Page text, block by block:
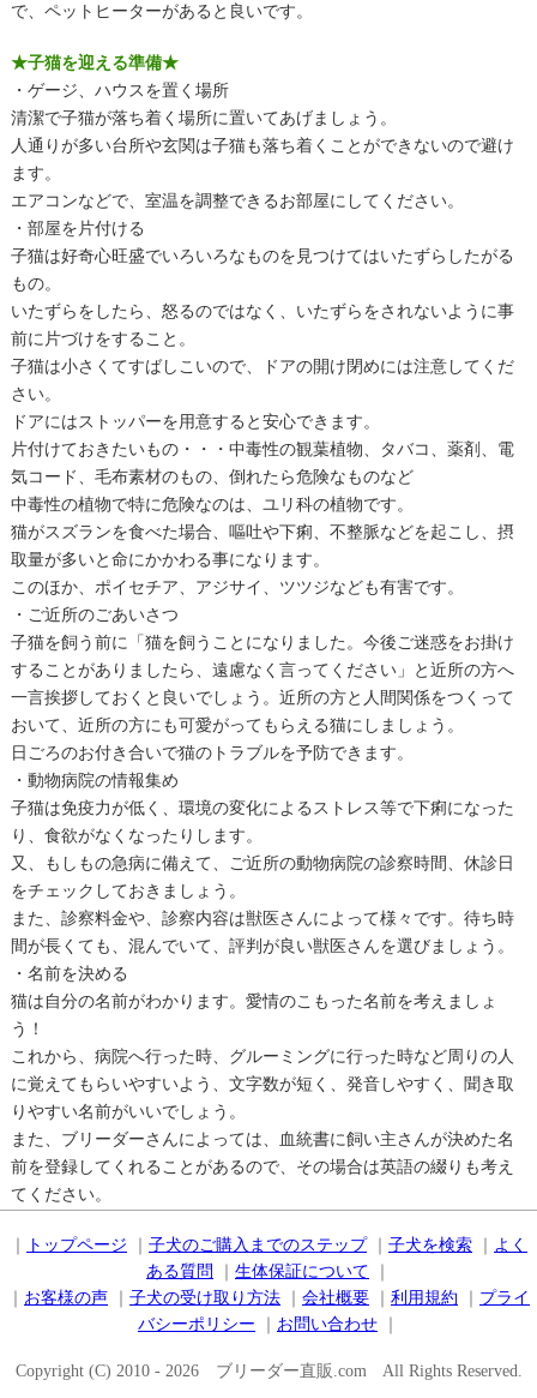
で、ペットヒーターがあると良いです。
★子猫を迎える準備★
・ゲージ、ハウスを置く場所
清潔で子猫が落ち着く場所に置いてあげましょう。
人通りが多い台所や玄関は子猫も落ち着くことができないので避け
ます。
エアコンなどで、室温を調整できるお部屋にしてください。
・部屋を片付ける
子猫は好奇心旺盛でいろいろなものを見つけてはいたずらしたがる
もの。
いたずらをしたら、怒るのではなく、いたずらをされないように事
前に片づけをすること。
子猫は小さくてすばしこいので、ドアの開け閉めには注意してくだ
さい。
ドアにはストッパーを用意すると安心できます。
片付けておきたいもの・・・中毒性の観葉植物、タバコ、薬剤、電
気コード、毛布素材のもの、倒れたら危険なものなど
中毒性の植物で特に危険なのは、ユリ科の植物です。
猫がスズランを食べた場合、嘔吐や下痢、不整脈などを起こし、摂
取量が多いと命にかかわる事になります。
このほか、ポイセチア、アジサイ、ツツジなども有害です。
・ご近所のごあいさつ
子猫を飼う前に「猫を飼うことになりました。今後ご迷惑をお掛け
することがありましたら、遠慮なく言ってください」と近所の方へ
一言挨拶しておくと良いでしょう。近所の方と人間関係をつくって
おいて、近所の方にも可愛がってもらえる猫にしましょう。
日ごろのお付き合いで猫のトラブルを予防できます。
・動物病院の情報集め
子猫は免疫力が低く、環境の変化によるストレス等で下痢になった
り、食欲がなくなったりします。
又、もしもの急病に備えて、ご近所の動物病院の診察時間、休診日
をチェックしておきましょう。
また、診察料金や、診察内容は獣医さんによって様々です。待ち時
間が長くても、混んでいて、評判が良い獣医さんを選びましょう。
・名前を決める
猫は自分の名前がわかります。愛情のこもった名前を考えましょ
う！
これから、病院へ行った時、グルーミングに行った時など周りの人
に覚えてもらいやすいよう、文字数が短く、発音しやすく、聞き取
りやすい名前がいいでしょう。
また、ブリーダーさんによっては、血統書に飼い主さんが決めた名
前を登録してくれることがあるので、その場合は英語の綴りも考え
てください。
｜ トップページ ｜ 子犬のご購入までのステップ｜ 子犬を検索 ｜ よく
ある質問
｜ 生体保証について ｜
｜ お客様の声 ｜ 子犬の受け取り方法 ｜ 会社概要 ｜ 利用規約 ｜ プライ
バシーポリシー ｜ お問い合わせ ｜
Copyright (C) 2010 - 2026 ブリーダー直販.com All Rights Reserved.